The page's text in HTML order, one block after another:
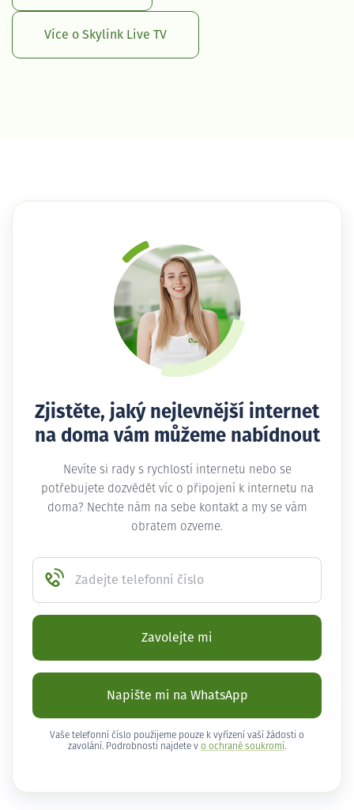
Více o Skylink Live TV
Zjistěte, jaký nejlevnější internet
na doma vám můžeme nabídnout
Nevíte si rady s rychlostí internetu nebo se
potřebujete dozvědět víc o připojení k internetu na
doma? Nechte nám na sebe kontakt a my se vám
obratem ozveme.
Zadejte telefonní číslo
Zavolejte mi
Napište mi na WhatsApp
Vaše telefonní číslo použijeme pouze k vyřízení vaší žádosti o
zavolání. Podrobnosti najdete v o ochraně soukromí .